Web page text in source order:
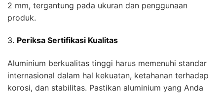
2 mm, tergantung pada ukuran dan penggunaan
produk.
3. Periksa Sertifikasi Kualitas
Aluminium berkualitas tinggi harus memenuhi standar
internasional dalam hal kekuatan, ketahanan terhadap
korosi, dan stabilitas. Pastikan aluminium yang Anda